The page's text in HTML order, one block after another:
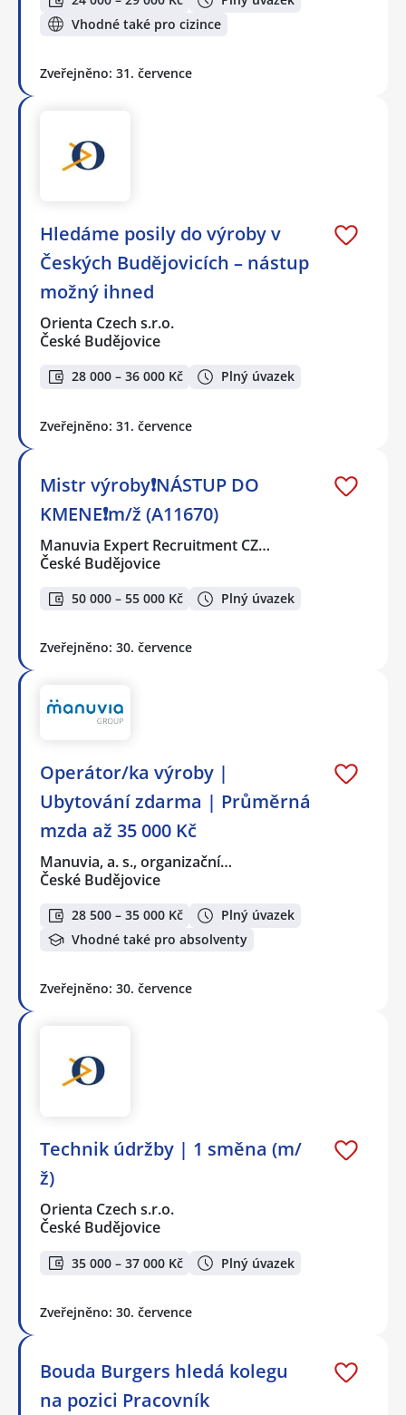
Vhodné také pro cizince
Zveřejněno: 31. července
Hledáme posily do výroby v
Českých Budějovicích – nástup
možný ihned
Orienta Czech s.r.o.
České Budějovice
28 000 – 36 000 Kč Plný úvazek
Zveřejněno: 31. července
Mistr výroby❗NÁSTUP DO
KMENE❗m/ž (A11670)
Manuvia Expert Recruitment CZ…
České Budějovice
50 000 – 55 000 Kč Plný úvazek
Zveřejněno: 30. července
Operátor/ka výroby |
Ubytování zdarma | Průměrná
mzda až 35 000 Kč
Manuvia, a. s., organizační…
České Budějovice
28 500 – 35 000 Kč
Plný úvazek
Vhodné také pro absolventy
Zveřejněno: 30. července
Technik údržby | 1 směna (m/
ž)
Orienta Czech s.r.o.
České Budějovice
35 000 – 37 000 Kč Plný úvazek
Zveřejněno: 30. července
Bouda Burgers hledá kolegu
na pozici Pracovník